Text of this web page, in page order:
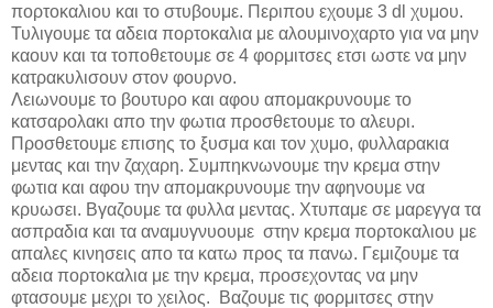
πορτοκαλιου και το στυβουμε. Περιπου εχουμε 3 dl χυμου.
Τυλιγουμε τα αδεια πορτοκαλια με αλουμινοχαρτο για να μην
καουν και τα τοποθετουμε σε 4 φορμιτσες ετσι ωστε να μην
κατρακυλισουν στον φουρνο.
Λειωνουμε το βουτυρο και αφου απομακρυνουμε το
κατσαρολακι απο την φωτια προσθετουμε το αλευρι.
Προσθετουμε επισης το ξυσμα και τον χυμο, φυλλαρακια
μεντας και την ζαχαρη. Συμπηκνωνουμε την κρεμα στην
φωτια και αφου την απομακρυνουμε την αφηνουμε να
κρυωσει. Βγαζουμε τα φυλλα μεντας. Χτυπαμε σε μαρεγγα τα
ασπραδια και τα αναμυγνυουμε στην κρεμα πορτοκαλιου με
απαλες κινησεις απο τα κατω προς τα πανω. Γεμιζουμε τα
αδεια πορτοκαλια με την κρεμα, προσεχοντας να μην
φτασουμε μεχρι το χειλος. Βαζουμε τις φορμιτσες στην